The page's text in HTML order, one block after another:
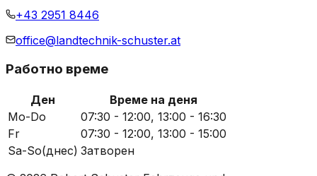
+43 2951 8446
office@landtechnik-schuster.at
Работно време
Ден
Време на деня
Mo-Do
07:30 - 12:00, 13:00 - 16:30
Fr
07:30 - 12:00, 13:00 - 15:00
Sa-So(днес) Затворен